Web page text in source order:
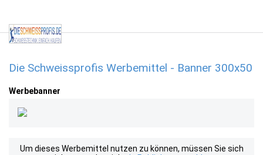
Die Schweissprofis Werbemittel - Banner 300x50
Werbebanner
Um dieses Werbemittel nutzen zu können, müssen Sie sich